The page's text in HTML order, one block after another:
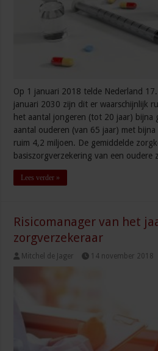
Op 1 januari 2018 telde Nederland
januari 2030 zijn dit er waarschijnlijk
het aantal jongeren (tot 20 jaar) bijna
aantal ouderen (van 65 jaar) met
ruim 4,2 miljoen. De gemiddelde
basiszorgverzekering van een oudere
Lees verder »
Risicomanager van het
zorgverzekeraar
Mitchel de Jager 14 november 2018